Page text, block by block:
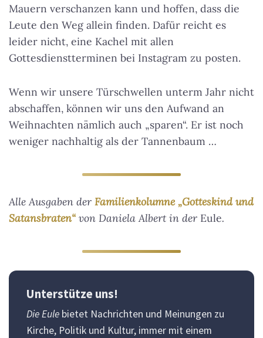
Mauern verschanzen kann und hoffen, dass die
Leute den Weg allein finden. Dafür reicht es
leider nicht, eine Kachel mit allen
Gottesdienstterminen bei Instagram zu posten.
Wenn wir unsere Türschwellen unterm Jahr nicht
abschaffen, können wir uns den Aufwand an
Weihnachten nämlich auch „sparen“. Er ist noch
weniger nachhaltig als der Tannenbaum …
Alle Ausgaben der Familienkolumne „Gotteskind und
Satansbraten“ von Daniela Albert in der Eule.
Unterstütze uns!
Die Eule bietet Nachrichten und Meinungen zu
Kirche, Politik und Kultur, immer mit einem